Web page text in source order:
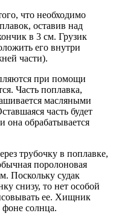
что необходимо
оставив над
в 3 см. Грузик
его внутри
части).
при помощи
Часть поплавка,
масляными
часть будет
она обрабатывается
трубочку в поплавке,
поролоновая
Поскольку судак
снизу, то нет особой
ее. Хищник
солнца.